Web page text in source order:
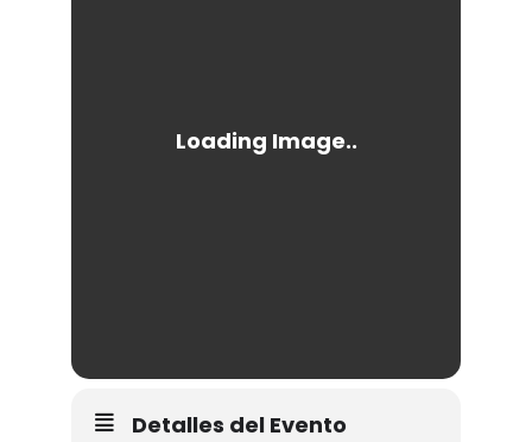
Detalles del Evento